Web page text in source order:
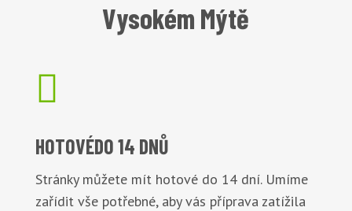
Vysokém Mýtě

HOTOVÉDO 14 DNŮ
Stránky můžete mít hotové do 14 dní. Umíme
zařídit vše potřebné, aby vás příprava zatížila